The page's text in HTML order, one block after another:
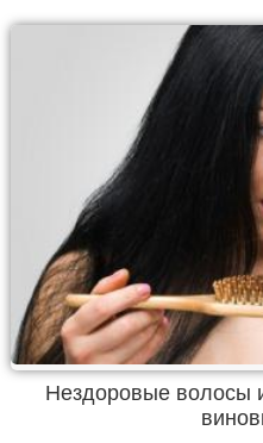
Нездоровые волосы